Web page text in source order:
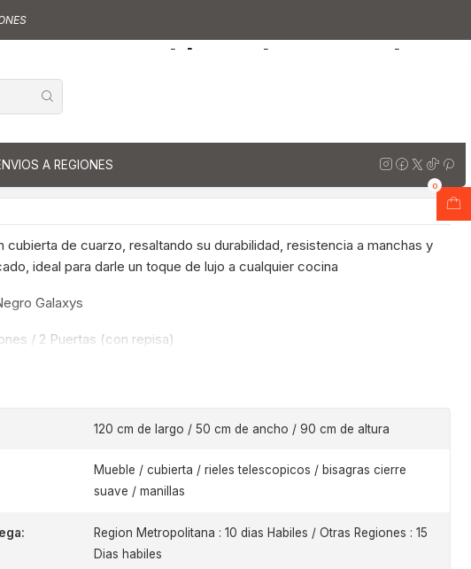
A REGIONES
0
cubierta de cuarzo de 120 cm / M1-1250 / Espresso
con cubierta de cuarzo de
1250 / Espresso
cubierta de cuarzo, resaltando su durabilidad, resistencia a manchas y
ideal para darle un toque de lujo a cualquier cocina
Galaxys
/ 2 Puertas (con repisa)
120 cm de largo / 50 cm de ancho / 90 cm de altura
Mueble / cubierta / rieles telescopicos / bisagras cierre
suave / manillas
Region Metropolitana : 10 dias Habiles / Otras Regiones : 15
Dias habiles